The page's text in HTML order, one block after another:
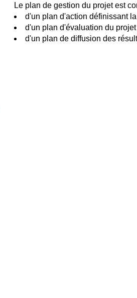
Le plan de gestion du projet est
d'un plan d'action définissant
d'un plan d'évaluation du
d'un plan de diffusion des